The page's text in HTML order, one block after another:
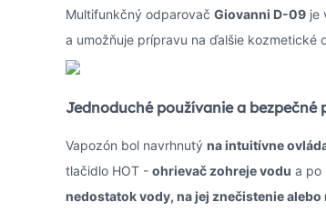
Multifunkčný odparovač Giovanni D-09 je
a umožňuje prípravu na ďalšie kozmetické
Jednoduché používanie a bezpečné
Vapozón bol navrhnutý na intuitívne
tlačidlo HOT - ohrievač zohreje vodu a po
nedostatok vody, na jej znečistenie